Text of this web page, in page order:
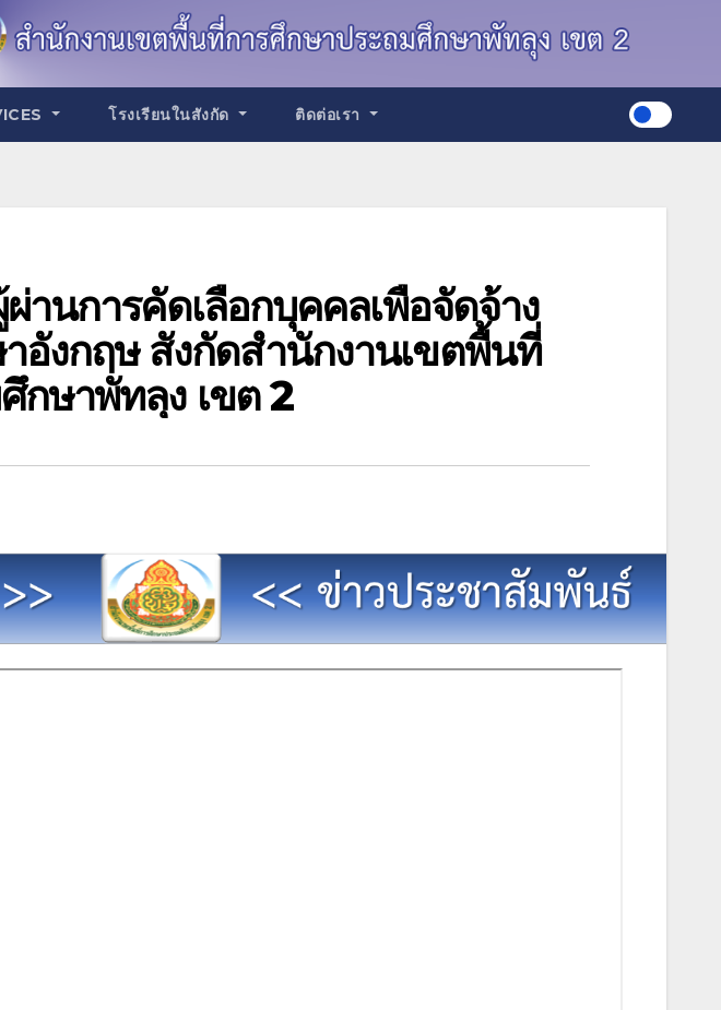
โรงเรียนในสังกัด ติดต่อเรา
านการคัดเลือกบุคคลเพื่อจัดจ้าง
อังกฤษ สังกัดสำนักงานเขตพื้นที่
กษาพัทลุง เขต 2